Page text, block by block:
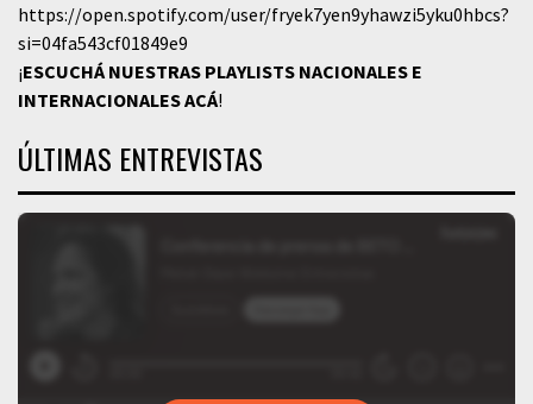
https://open.spotify.com/user/fryek7yen9yhawzi5yku0hbcs?
si=04fa543cf01849e9
¡ESCUCHÁ NUESTRAS PLAYLISTS NACIONALES E
INTERNACIONALESACÁ!
ÚLTIMAS ENTREVISTAS